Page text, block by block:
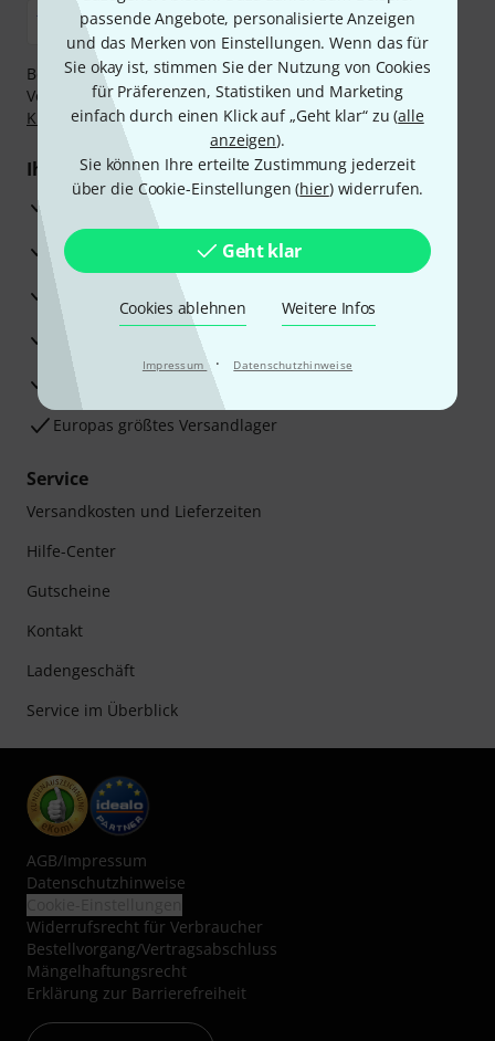
passende Angebote, personalisierte Anzeigen
und das Merken von Einstellungen. Wenn das für
Sie okay ist, stimmen Sie der Nutzung von Cookies
für Präferenzen, Statistiken und Marketing
einfach durch einen Klick auf „Geht klar“ zu (alle
anzeigen).
Sie können Ihre erteilte Zustimmung jederzeit
über die Cookie-Einstellungen (hier) widerrufen.
Geht klar
Cookies ablehnen Weitere Infos
Impressum · Datenschutzhinweise
Bezahlen Sie vertraulich und sicher per Nachnahme,
Vorkasse, PayPal, Amazon Pay,Klarna Sofort bezahlen
Klarna Ratenzahlungoder Kreditkarte.
Ihre Vorteile
3 Jahre Thomann Garantie
30 Tage Money-Back-Garantie
Beratung durch Fachexperten
Zufriedenheitsgarantie
Europas größtes Versandlager
Service
Versandkosten und Lieferzeiten
Hilfe-Center
Gutscheine
Kontakt
Ladengeschäft
Service im Überblick
AGB/Impressum
Datenschutzhinweise
Widerrufsrecht für Verbraucher
Bestellvorgang/Vertragsabschluss
Mängelhaftungsrecht
Erklärung zur Barrierefreiheit